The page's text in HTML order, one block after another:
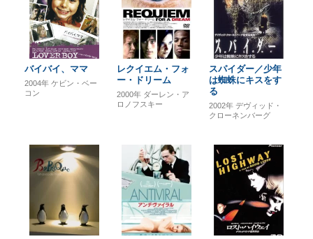
バイバイ、ママ
2004年ケビン・ベー
コン
レクイエム・フォ
ー・ドリーム
2000年 ダーレン・ア
ロノフスキー
スパイダー／少年
は蜘蛛にキスをす
る
2002年デヴィッド・
クローネンバーグ